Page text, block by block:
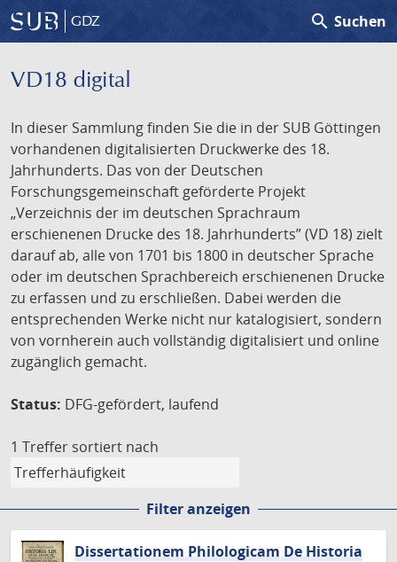
GDZ search Suchen
VD18 digital
In dieser Sammlung finden Sie die in der SUB Göttingen
vorhandenen digitalisierten Druckwerke des 18.
Jahrhunderts. Das von der Deutschen
Forschungsgemeinschaft geförderte Projekt
„Verzeichnis der im deutschen Sprachraum
erschienenen Drucke des 18. Jahrhunderts” (VD 18) zielt
darauf ab, alle von 1701 bis 1800 in deutscher Sprache
oder im deutschen Sprachbereich erschienenen Drucke
zu erfassen und zu erschließen. Dabei werden die
entsprechenden Werke nicht nur katalogisiert, sondern
von vornherein auch vollständig digitalisiert und online
zugänglich gemacht.
Status: DFG-gefördert, laufend
1 Treffer sortiert nach
Filter anzeigen
Dissertationem Philologicam De Historia